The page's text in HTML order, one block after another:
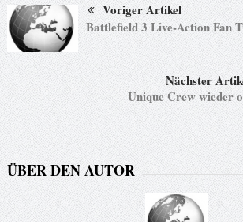
Voriger Artikel
Battlefield 3 Live-Action Fan
Nächster
Unique Crew wieder
ÜBER DEN AUTOR